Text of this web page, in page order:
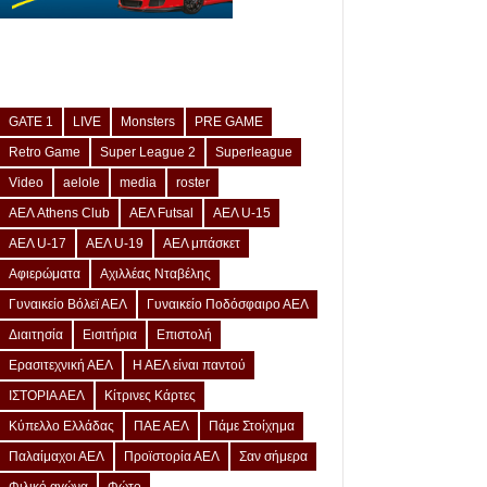
GATE 1 LIVE Monsters
PRE GAME
Retro Game
Super League 2
Superleague
Video
aelole media
roster
ΑΕΛ Athens Club
ΑΕΛ Futsal
ΑΕΛ U-15
ΑΕΛ U-17
ΑΕΛ U-19
ΑΕΛ μπάσκετ
Αφιερώματα
Αχιλλέας Νταβέλης
Γυναικείο Βόλεϊ ΑΕΛ
Γυναικείο Ποδόσφαιρο ΑΕΛ
Διαιτησία
Εισιτήρια
Επιστολή
Ερασιτεχνική ΑΕΛ
Η ΑΕΛ είναι παντού
ΙΣΤΟΡΙΑ ΑΕΛ
Κίτρινες Κάρτες
Κύπελλο Ελλάδας
ΠΑΕ ΑΕΛ
Πάμε Στοίχημα
Παλαίμαχοι ΑΕΛ
Προϊστορία ΑΕΛ
Σαν σήμερα